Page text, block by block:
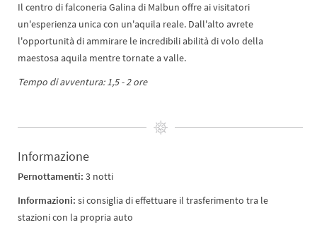
Il centro di falconeria Galina di Malbun offre ai visitatori
un'esperienza unica con un'aquila reale. Dall'alto avrete
l'opportunità di ammirare le incredibili abilità di volo della
maestosa aquila mentre tornate a valle.
Tempo di avventura: 1,5 - 2 ore
Informazione
Pernottamenti: 3 notti
Informazioni: si consiglia di effettuare il trasferimento tra le
stazioni con la propria auto